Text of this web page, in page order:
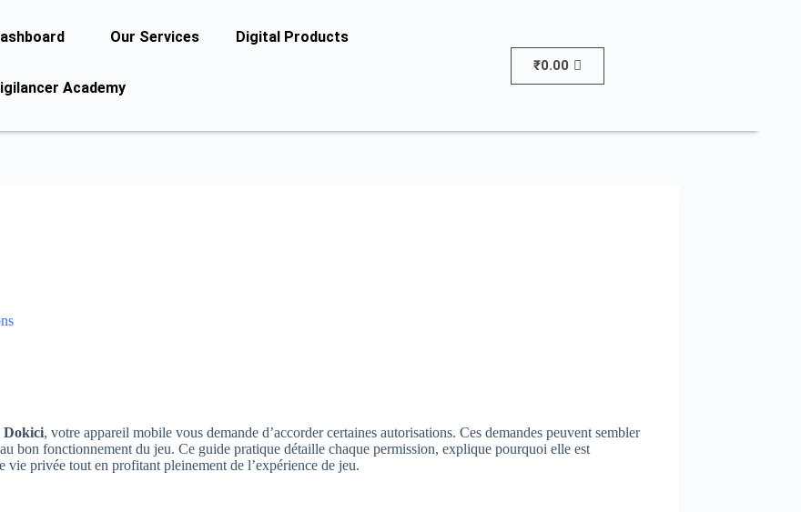
Our Services Digital Products
Academy
₹0.00
Dokici, votre appareil mobile vous demande d’accorder certaines autorisations. Ces demandes peuvent sembler
bon fonctionnement du jeu. Ce guide pratique détaille chaque permission, explique pourquoi elle est
privée tout en profitant pleinement de l’expérience de jeu.